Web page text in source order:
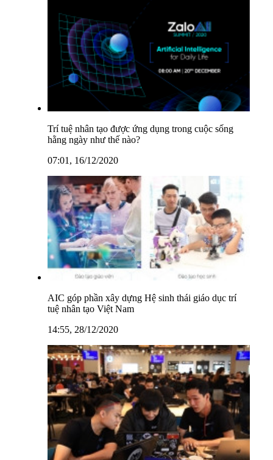
Trí tuệ nhân tạo được ứng dụng trong cuộc sống
hằng ngày như thế nào?
07:01, 16/12/2020
AIC góp phần xây dựng Hệ sinh thái giáo dục trí
tuệ nhân tạo Việt Nam
14:55, 28/12/2020